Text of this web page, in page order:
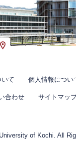
て 個人情報につい
合わせ サイトマッ
of Kochi. All